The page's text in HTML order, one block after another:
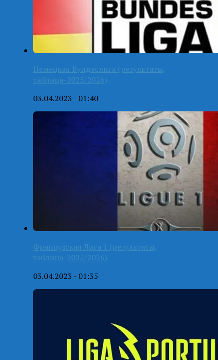
Немецкая Бундеслига (результаты,
таблица-2025/2026)
03.04.2023 - 01:40
Французская Лига 1 (результаты,
таблица-2025/2026)
03.04.2023 - 01:35